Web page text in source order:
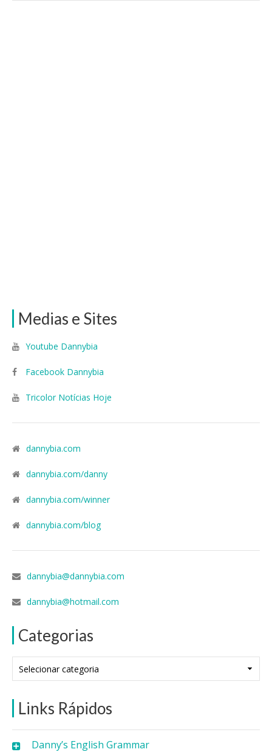
Medias e Sites
Youtube Dannybia
Facebook Dannybia
Tricolor Notícias Hoje
dannybia.com
dannybia.com/danny
dannybia.com/winner
dannybia.com/blog
dannybia@dannybia.com
dannybia@hotmail.com
Categorias
Links Rápidos
Danny’s English Grammar